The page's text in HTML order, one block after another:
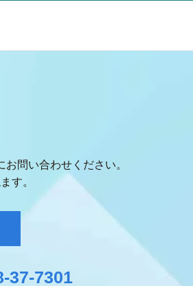
お問い合わせください。
す。
37-7301